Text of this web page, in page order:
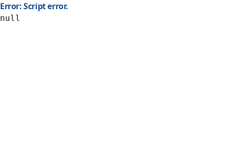
Error: Script error.
null